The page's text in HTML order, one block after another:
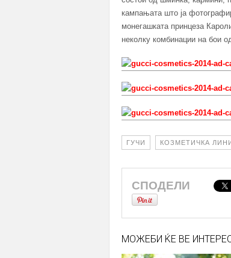
кампањата што ја
монегашката принцеза
неколку комбинации на бои
ГУЧИ КОЗМЕТИЧКА
СПОДЕЛИ
МОЖЕБИ ЌЕ ВЕ